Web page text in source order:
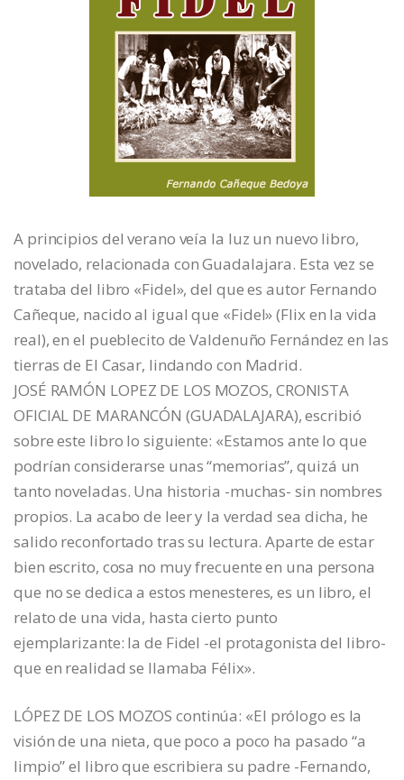
A principios del verano veía la luz un nuevo libro,
novelado, relacionada con Guadalajara. Esta vez se
trataba del libro «Fidel», del que es autor Fernando
Cañeque, nacido al igual que «Fidel» (Flix en la vida
real), en el pueblecito de Valdenuño Fernández en las
tierras de El Casar, lindando con Madrid.
JOSÉ RAMÓN LOPEZ DE LOS MOZOS, CRONISTA
OFICIAL DE MARANCÓN (GUADALAJARA), escribió
sobre este libro lo siguiente: «Estamos ante lo que
podrían considerarse unas “memorias”, quizá un
tanto noveladas. Una historia -muchas- sin nombres
propios. La acabo de leer y la verdad sea dicha, he
salido reconfortado tras su lectura. Aparte de estar
bien escrito, cosa no muy frecuente en una persona
que no se dedica a estos menesteres, es un libro, el
relato de una vida, hasta cierto punto
ejemplarizante: la de Fidel -el protagonista del libro-
que en realidad se llamaba Félix».
LÓPEZ DE LOS MOZOS continúa: «El prólogo es la
visión de una nieta, que poco a poco ha pasado “a
limpio” el libro que escribiera su padre -Fernando,